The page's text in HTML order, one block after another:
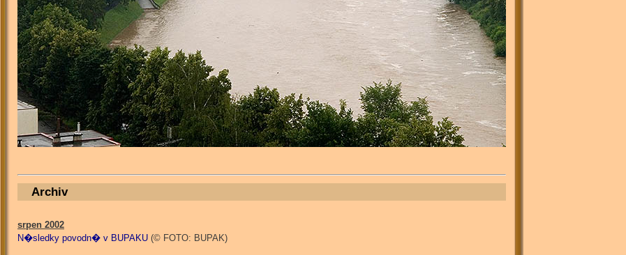
Archiv
srpen 2002
N�sledky povodn� v BUPAKU (© FOTO: BUPAK)